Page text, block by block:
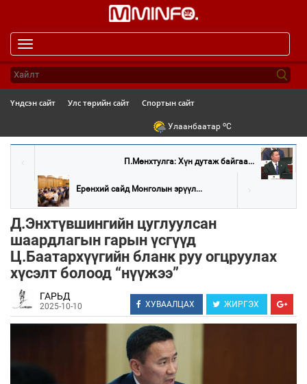
navigation
Үндсэн сайт Улс төрийн сайт Спортын сайт
Улаанбаатар oC
П.Мөнхтулга: Хүн дутаж байгаа...
Ерөнхий сайд Монголын эрүүл...
Д.Энхтүвшингийн цуглуулсан
шаардлагын гарын үсгүүд
Ц.Баатархүүгийн бланк руу огцруулах
хүсэлт болоод “нүүжээ”
ГАРЬД
2025-10-10 ХУВААЛЦАХ ЖИРГЭХ